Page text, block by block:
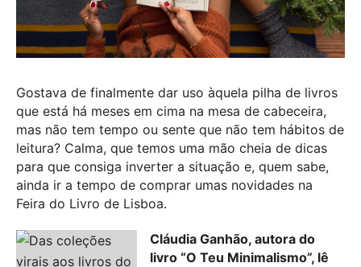
Gostava de finalmente dar uso àquela pilha de livros
que está há meses em cima na mesa de cabeceira,
mas não tem tempo ou sente que não tem hábitos de
leitura? Calma, que temos uma mão cheia de dicas
para que consiga inverter a situação e, quem sabe,
ainda ir a tempo de comprar umas novidades na
Feira do Livro de Lisboa.
Cláudia Ganhão, autora do
livro “O Teu Minimalismo”, lê